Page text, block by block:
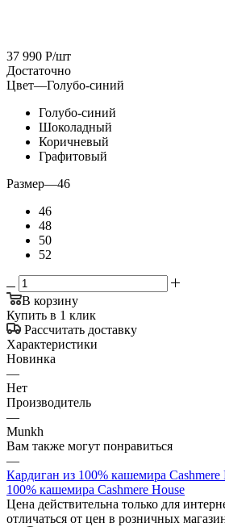
37 990 Р/шт
Достаточно
Цвет—Голубо-синий
Голубо-синий
Шоколадный
Коричневый
Графитовый
Размер—46
46
48
50
52
В корзину
Купить в 1 клик
Рассчитать доставку
Характеристики
Новинка
—
Нет
Производитель
—
Munkh
Вам также могут понравиться
—
Кардиган из 100% кашемира Cashmere
100% кашемира Cashmere House
Цена действительна только для
отличаться от цен в розничных